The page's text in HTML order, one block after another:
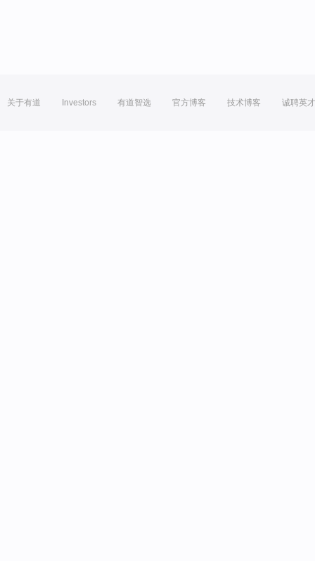
关于有道 Investors 有道智选 官方博客 技术博客 诚聘英才